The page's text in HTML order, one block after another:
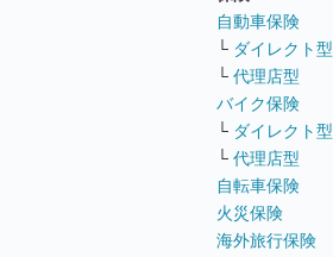
自動車保険
└ ダイレクト型
└ 代理店型
バイク保険
└ ダイレクト型
└ 代理店型
自転車保険
火災保険
海外旅行保険